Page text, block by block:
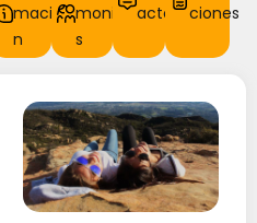
mació
n
monio
s
acto
ciones